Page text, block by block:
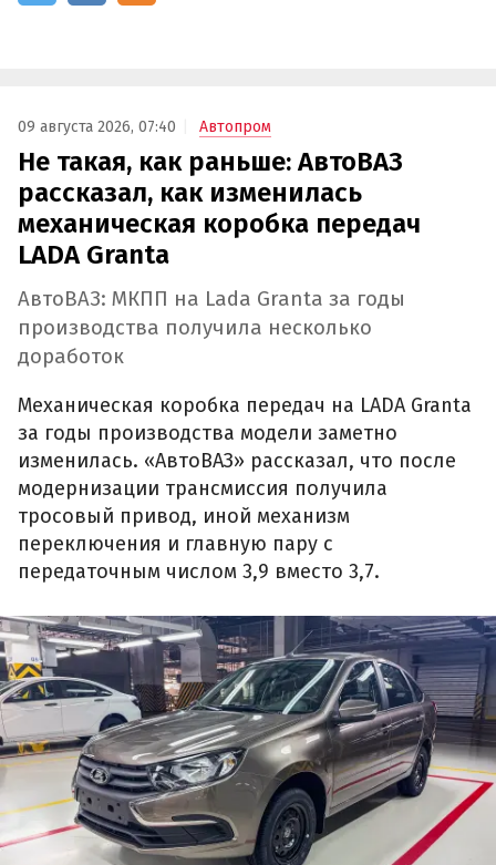
09 августа 2026, 07:40 Автопром
Не такая, как раньше: АвтоВАЗ
рассказал, как изменилась
механическая коробка передач
LADA Granta
АвтоВАЗ: МКПП на Lada Granta за годы
производства получила несколько
доработок
Механическая коробка передач на LADA Granta
за годы производства модели заметно
изменилась. «АвтоВАЗ» рассказал, что после
модернизации трансмиссия получила
тросовый привод, иной механизм
переключения и главную пару с
передаточным числом 3,9 вместо 3,7.